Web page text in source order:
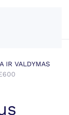
IR VALDYMAS